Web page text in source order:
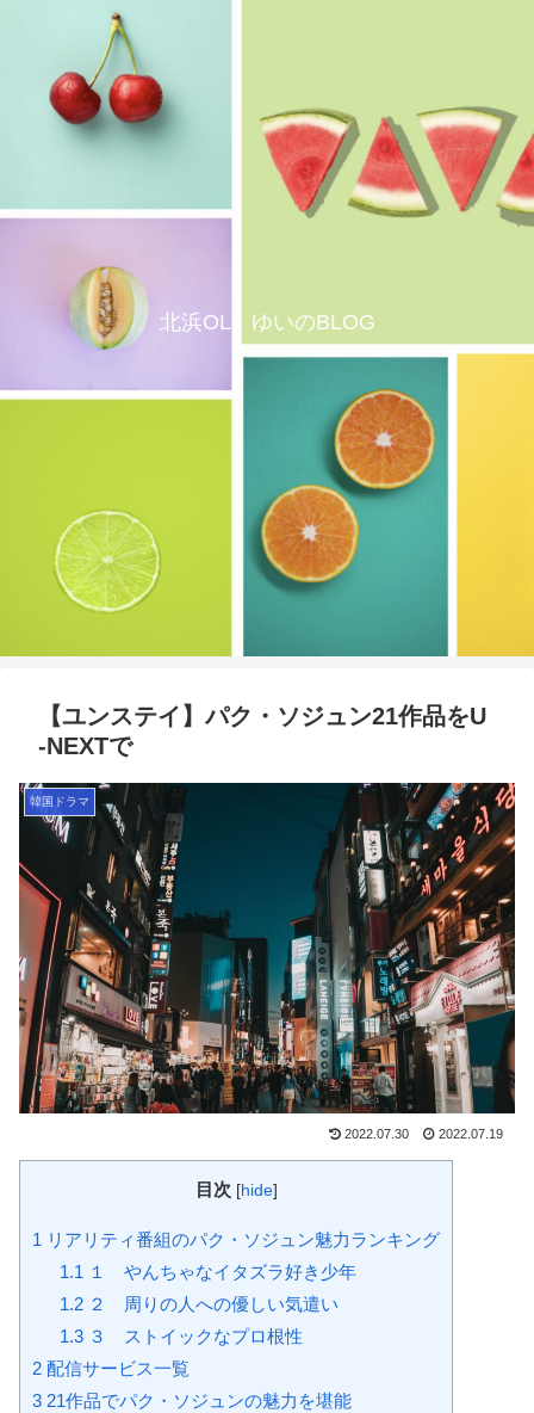
北浜OL ゆいのBLOG
【ユンステイ】パク・ソジュン21作品をU
-NEXTで
韓国ドラマ
2022.07.30 2022.07.19
目次 [hide]
1 リアリティ番組のパク・ソジュン魅力ランキング
1.1 １ やんちゃなイタズラ好き少年
1.2２ 周りの人への優しい気遣い
1.3３ ストイックなプロ根性
2 配信サービス一覧
3 21作品でパク・ソジュンの魅力を堪能